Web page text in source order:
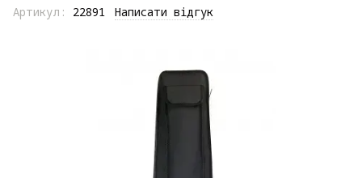
Артикул: 22891 Написати відгук